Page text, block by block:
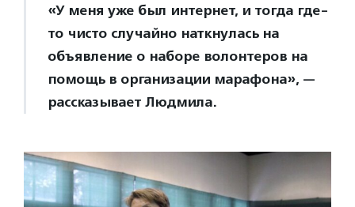
«У меня уже был интернет, и тогда где-
то чисто случайно наткнулась на
объявление о наборе волонтеров на
помощь в организации марафона», —
рассказывает Людмила.